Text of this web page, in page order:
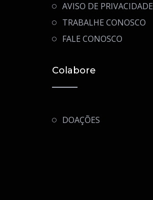
AVISO DE PRIVACIDADE
TRABALHE CONOSCO
FALE CONOSCO
Colabore
DOAÇÕES